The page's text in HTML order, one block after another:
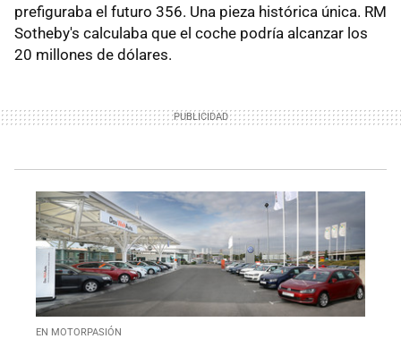
prefiguraba el futuro 356. Una pieza histórica única. RM
Sotheby's calculaba que el coche podría alcanzar los
20 millones de dólares.
EN MOTORPASIÓN